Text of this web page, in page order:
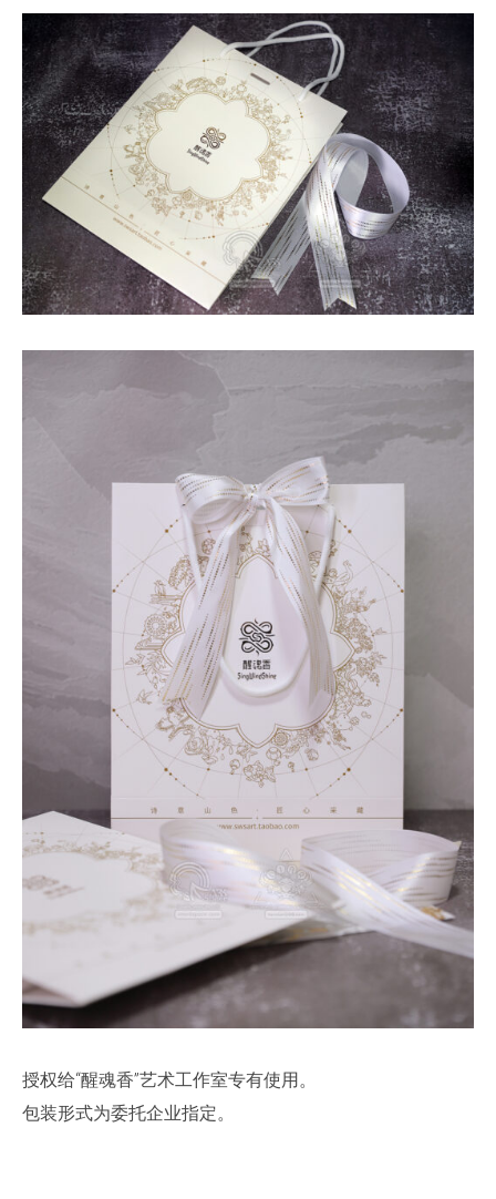
授权给“醒魂香”艺术工作室专有使用。
包装形式为委托企业指定。